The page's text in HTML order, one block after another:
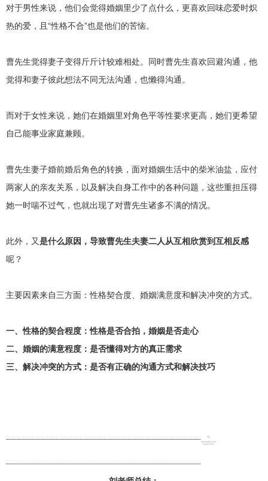
对于男性来说，他们会觉得婚姻里少了点什么，更喜欢回味恋爱时炽
热的爱，且“性格不合”也是他们的苦恼。
曹先生觉得妻子变得斤斤计较难相处。同时曹先生喜欢回避沟通，他
觉得和妻子彼此想法不同无法沟通，也懒得沟通。
而对于女性来说，她们在婚姻里对角色平等性要求更高，她们更希望
自己能事业家庭兼顾。
曹先生妻子婚前婚后角色的转换，面对婚姻生活中的柴米油盐，应付
两家人的亲友关系，以及解决自身工作中的各种问题，这些重担压得
她一时喘不过气，也就出现了对曹先生诸多不满的情况。
此外，又是什么原因，导致曹先生夫妻二人从互相欣赏到互相反感
呢？
主要因素来自三方面：性格契合度、婚姻满意度和解决冲突的方式。
一、性格的契合程度：性格是否合拍，婚姻是否走心
二、婚姻的满意程度：是否懂得对方的真正需求
三、解决冲突的方式：是否有正确的沟通方式和解决技巧